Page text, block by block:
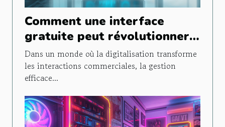
Comment une interface
gratuite peut révolutionner
la gestion de la relation
client
Dans un monde où la digitalisation transforme
les interactions commerciales, la gestion
efficace...